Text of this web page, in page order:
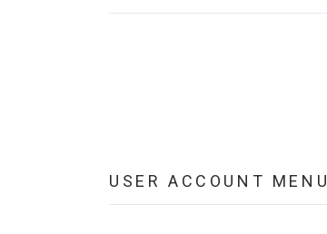
USER ACCOUNT MENU